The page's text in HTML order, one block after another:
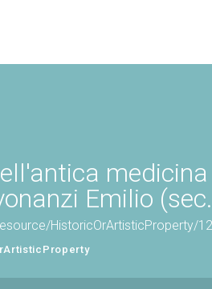
Emilio
HistoricOrArtisticProperty/